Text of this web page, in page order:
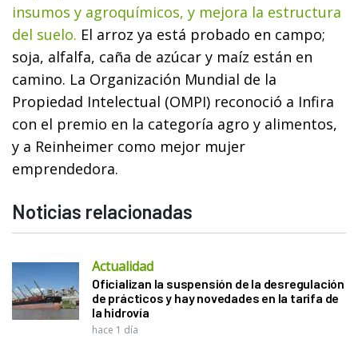
insumos y agroquímicos, y mejora la estructura
del suelo. El arroz ya está probado en campo;
soja, alfalfa, caña de azúcar y maíz están en
camino. La Organización Mundial de la
Propiedad Intelectual (OMPI) reconoció a Infira
con el premio en la categoría agro y alimentos,
y a Reinheimer como mejor mujer
emprendedora.
Noticias relacionadas
Actualidad
Oficializan la suspensión de la desregulación
de prácticos y hay novedades en la tarifa de
la hidrovía
hace 1 día